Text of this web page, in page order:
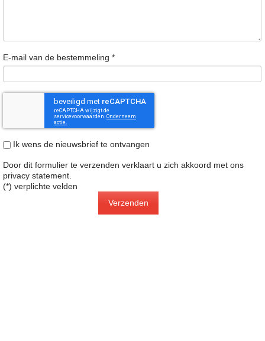
E-mail van de bestemmeling *
Ik wens de nieuwsbrief te ontvangen
Door dit formulier te verzenden verklaart u zich akkoord met ons
privacy statement
(*) verplichte velden
Verzenden